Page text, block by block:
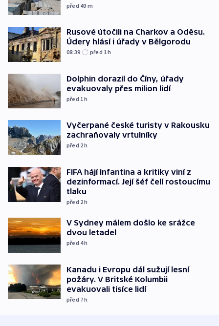
před 49 m
Rusové útočili na Charkov a Oděsu.
Údery hlásí i úřady v Bělgorodu
08:39 před 1h
Dolphin dorazil do Číny, úřady
evakuovaly přes milion lidí
před 1h
Vyčerpané české turisty v Rakousku
zachraňovaly vrtulníky
před 2h
FIFA hájí Infantina a kritiky viní z
dezinformací. Její šéf čelí rostoucímu
tlaku
před 2h
V Sydney málem došlo ke srážce
dvou letadel
před 4h
Kanadu i Evropu dál sužují lesní
požáry. V Britské Kolumbii
evakuovali tisíce lidí
před 7h